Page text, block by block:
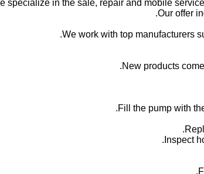
specialize in the sale, repair and mobile
Our offer
We work with top manufacturers
New products